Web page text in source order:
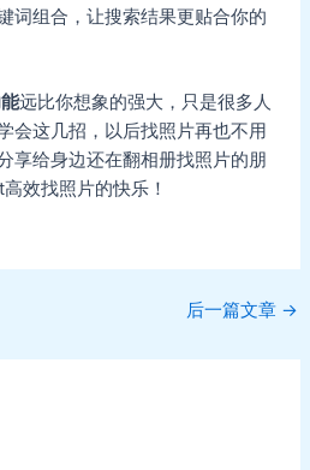
词组合，让搜索结果更贴合你的
远比你想象的强大，只是很多人
会这几招，以后找照片再也不用
享给身边还在翻相册找照片的朋
效找照片的快乐！
后一篇文章 →